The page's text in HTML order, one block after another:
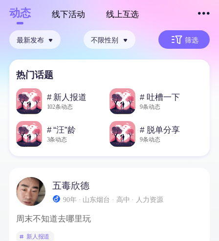
动态 线下活动 线上互选
下拉刷新
最新发布 不限性别 筛选
热门话题
# 新人报道
102条动态
# 吐槽一下
9条动态
# “汪”龄
3条动态
# 脱单分享
9条动态
五毒欣德
90年 · 山东烟台 · 高中 · 人力资源
周末不知道去哪里玩
新人报道